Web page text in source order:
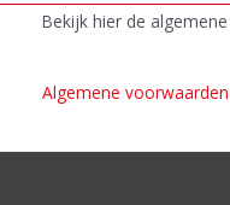
Bekijk hier de
Algemene